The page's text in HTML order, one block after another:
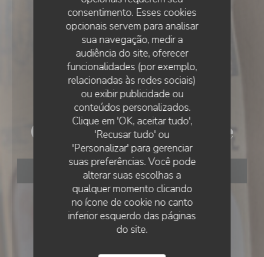
consentimento. Esses cookies
opcionais servem para analisar
sua navegação, medir a
audiência do site, oferecer
funcionalidades (por exemplo,
relacionadas às redes sociais)
ou exibir publicidade ou
conteúdos personalizados.
Clique em 'OK, aceitar tudo',
'Recusar tudo' ou
'Personalizar' para gerenciar
suas preferências. Você pode
alterar suas escolhas a
qualquer momento clicando
no ícone de cookie no canto
inferior esquerdo das páginas
do site.
• HORDAIN
Choulette Expérience
RESERVAR UMA MESA